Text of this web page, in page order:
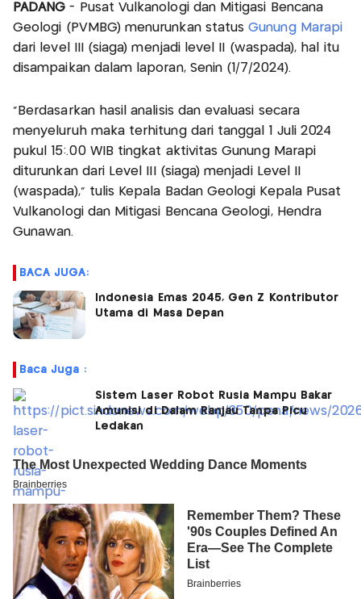
PADANG- Pusat Vulkanologi dan Mitigasi Bencana
Geologi (PVMBG) menurunkan statusGunung Marapi
dari level III (siaga) menjadi level II (waspada), hal itu
disampaikan dalam laporan, Senin (1/7/2024).
“Berdasarkan hasil analisis dan evaluasi secara
menyeluruh maka terhitung dari tanggal 1 Juli 2024
pukul 15:.00 WIB tingkat aktivitas Gunung Marapi
diturunkan dari Level III (siaga) menjadi Level II
(waspada),” tulis Kepala Badan Geologi Kepala Pusat
Vulkanologi dan Mitigasi Bencana Geologi, Hendra
Gunawan.
BACA JUGA:
Indonesia Emas 2045, Gen Z Kontributor
Utama di Masa Depan
Baca Juga :
Sistem Laser Robot Rusia Mampu Bakar
Amunisi di Dalam Ranjau Tanpa Picu
Ledakan